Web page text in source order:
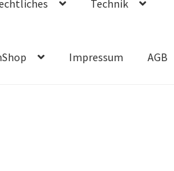
Technik
Impressum AGB